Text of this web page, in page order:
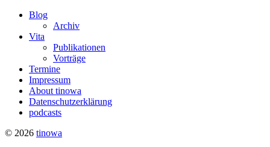
Blog
Archiv
Vita
Publikationen
Vorträge
Termine
Impressum
About tinowa
Datenschutzerklärung
podcasts
© 2026 tinowa